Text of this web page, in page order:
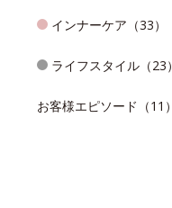
インナーケア（33）
ライフスタイル（23）
お客様エピソード（11）